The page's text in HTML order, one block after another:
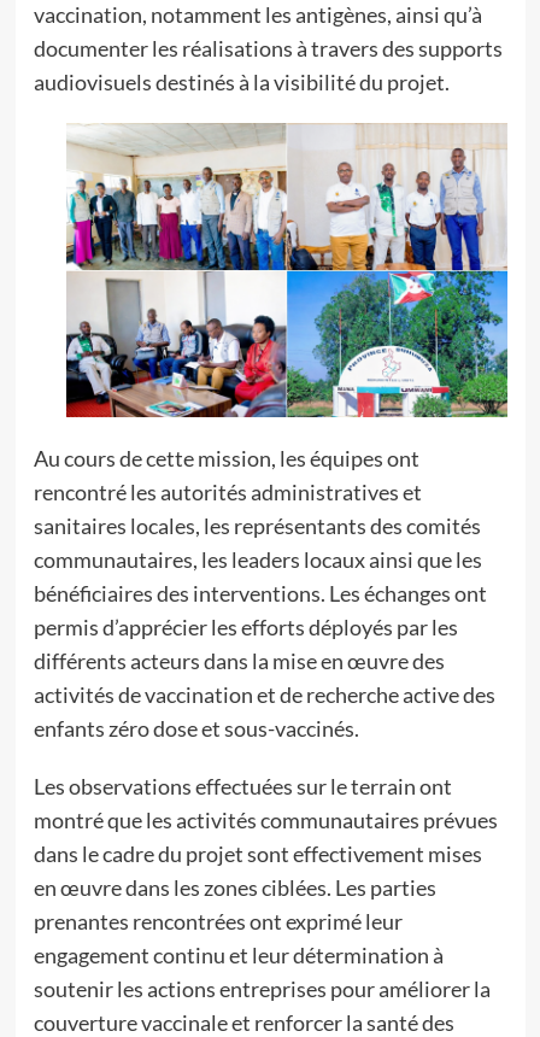
vaccination, notamment les antigènes, ainsi qu’à
documenter les réalisations à travers des supports
audiovisuels destinés à la visibilité du projet.
Au cours de cette mission, les équipes ont
rencontré les autorités administratives et
sanitaires locales, les représentants des comités
communautaires, les leaders locaux ainsi que les
bénéficiaires des interventions. Les échanges ont
permis d’apprécier les efforts déployés par les
différents acteurs dans la mise en œuvre des
activités de vaccination et de recherche active des
enfants zéro dose et sous-vaccinés.
Les observations effectuées sur le terrain ont
montré que les activités communautaires prévues
dans le cadre du projet sont effectivement mises
en œuvre dans les zones ciblées. Les parties
prenantes rencontrées ont exprimé leur
engagement continu et leur détermination à
soutenir les actions entreprises pour améliorer la
couverture vaccinale et renforcer la santé des